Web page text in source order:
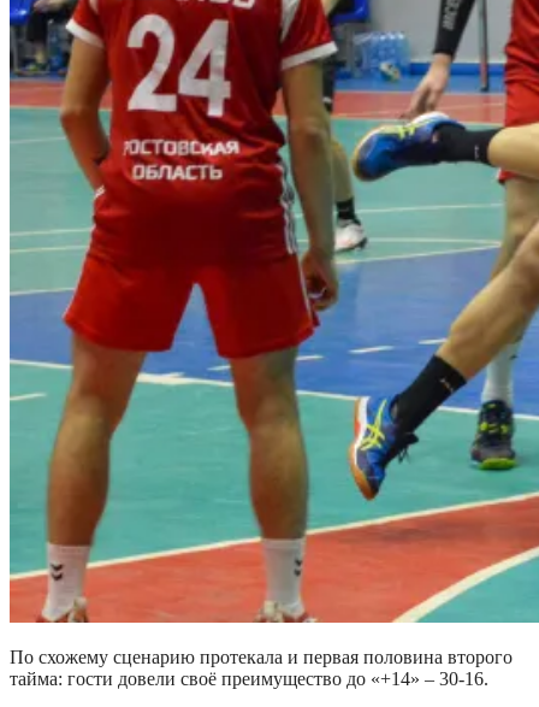
По схожему сценарию протекала и первая половина второго
тайма: гости довели своё преимущество до «+14» – 30-16.